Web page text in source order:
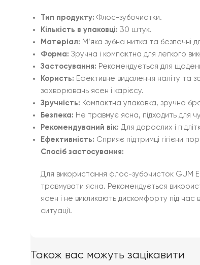
Тип продукту: Флос-зубочистки.
Кількість в упаковці: 30 штук.
Матеріал: М’яка зубна нитка та безпечні
Форма: Зручна і компактна для легкого
Застосування: Рекомендується для
Користь: Ефективне видалення наліту та
захворювань ясен і карієсу.
Зручність: Компактна упаковка, зручно
Безпека: Не травмує ясна, підходить для
Рекомендуваний вік: Для дорослих і
Ефективність: Сприяє підтримці гігієни
Спосіб застосування:
Для використання флос-зубочисток GUM
травмувати ясна. Рекомендується
ясен і не викликають дискомфорту під час
ситуації.
Також вас можуть зацікавити